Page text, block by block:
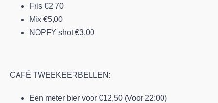
Fris €2,70
Mix €5,00
NOPFY shot €3,00
CAFÉ TWEEKEERBELLEN:
Een meter bier voor €12,50 (Voor 22:00)